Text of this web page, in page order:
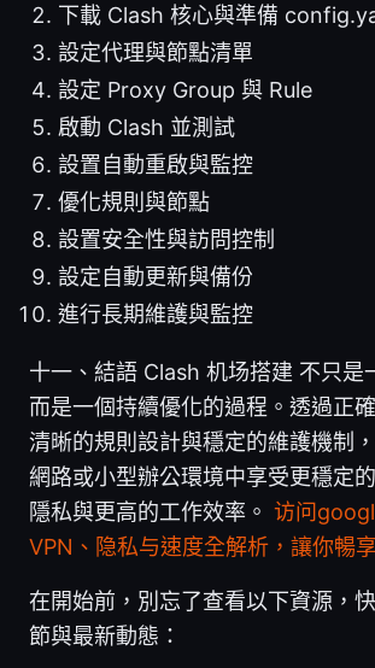
下載 Clash 核心與準備
設定代理與節點清單
設定 Proxy Group 與 Rule
啟動 Clash 並測試
設置自動重啟與監控
優化規則與節點
設置安全性與訪問控制
設定自動更新與備份
進行長期維護與監控
十一、結語 Clash 机场搭建 不只是
而是一個持續優化的過程。透過正
清晰的規則設計與穩定的維護機制
網路或小型辦公環境中享受更穩定
隱私與更高的工作效率。 访问
VPN、隐私与速度全解析，讓你暢
在開始前，別忘了查看以下資源，
節與最新動態：